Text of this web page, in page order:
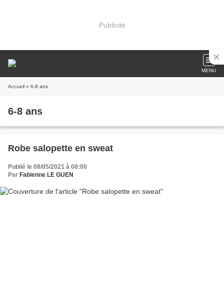
Publicité
MENU
Accueil » 6-8 ans
6-8 ans
Robe salopette en sweat
Publié le 08/05/2021 à 08:00
Par Fabienne LE GUEN